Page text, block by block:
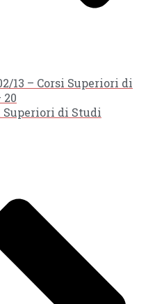
13 – Corsi Superiori di
20
Superiori di Studi